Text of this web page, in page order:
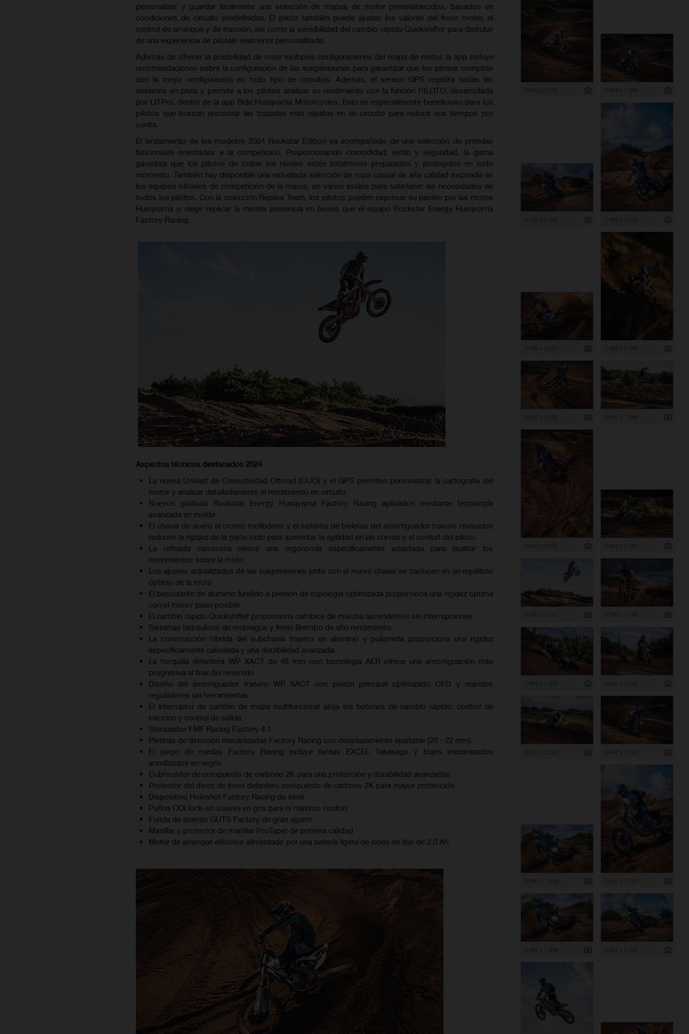
personalizar y guardar fácilmente una selección de mapas de motor preestablecidos, basados en
condiciones de circuito predefinidas. El piloto también puede ajustar los valores del freno motor, el
control de arranque y de tracción, así como la sensibilidad del cambio rápido Quickshifter para disfrutar
de una experiencia de pilotaje realmente personalizada.
Además de ofrecer la posibilidad de crear múltiples configuraciones del mapa de motor, la app incluye
recomendaciones sobre la configuración de las suspensiones para garantizar que los pilotos compitan
con la mejor configuración en todo tipo de circuitos. Además, el sensor GPS registra todas las
sesiones en pista y permite a los pilotos analizar su rendimiento con la función PILOTO, desarrollada
por LITPro, dentro de la app Ride Husqvarna Motorcycles. Esto es especialmente beneficioso para los
pilotos que buscan encontrar las trazadas más rápidas en un circuito para reducir sus tiempos por
vuelta.
El lanzamiento de los modelos 2024 Rockstar Edition va acompañado de una selección de prendas
funcionales orientadas a la competición. Proporcionando comodidad, estilo y seguridad, la gama
garantiza que los pilotos de todos los niveles estén totalmente preparados y protegidos en todo
momento. También hay disponible una estudiada selección de ropa casual de alta calidad inspirada en
los equipos oficiales de competición de la marca, en varios estilos para satisfacer las necesidades de
todos los pilotos. Con la colección Replica Team, los pilotos pueden expresar su pasión por las motos
Husqvarna o elegir replicar la misma presencia en boxes que el equipo Rockstar Energy Husqvarna
Factory Racing.
Aspectos técnicos destacados 2024
La nueva Unidad de Conectividad Offroad (CUO) y el GPS permiten personalizar la cartografía del
motor y analizar detalladamente el rendimiento en circuito
Nuevos gráficos Rockstar Energy Husqvarna Factory Racing aplicados mediante tecnología
avanzada en molde
El chasis de acero al cromo molibdeno y el sistema de bieletas del amortiguador trasero revisados
reducen la rigidez de la parte ciclo para aumentar la agilidad en las curvas y el confort del piloto.
La refinada carrocería ofrece una ergonomía específicamente adaptada para facilitar los
movimientos sobre la moto
Los ajustes actualizados de las suspensiones junto con el nuevo chasis se traducen en un equilibrio
óptimo de la moto
El basculante de aluminio fundido a presión de topología optimizada proporciona una rigidez óptima
con el menor peso posible
El cambio rápido Quickshifter proporciona cambios de marcha ascendentes sin interrupciones
Sistemas hidráulicos de embrague y freno Brembo de alto rendimiento
La construcción híbrida del subchasis trasero en aluminio y poliamida proporciona una rigidez
específicamente calculada y una durabilidad avanzada
La horquilla delantera WP XACT de 48 mm con tecnología AER ofrece una amortiguación más
progresiva al final del recorrido
Diseño del amortiguador trasero WP XACT con pistón principal optimizado CFD y mandos
reguladores sin herramientas
El interruptor de cambio de mapa multifuncional aloja los botones de cambio rápido, control de
tracción y control de salida
Silenciador FMF Racing Factory 4.1
Pletinas de dirección mecanizadas Factory Racing con desplazamiento ajustable [20 - 22 mm].
El juego de ruedas Factory Racing incluye llantas EXCEL Takasago y bujes mecanizados
anodizados en negro
Cubrecárter de compuesto de carbono 2K para una protección y durabilidad avanzadas
Protector del disco de freno delantero compuesto de carbono 2K para mayor protección
Dispositivo Holeshot Factory Racing de serie
Puños ODI lock-on suaves en gris para el máximo confort
Funda de asiento GUTS Factory de gran agarre
Manillar y protector de manillar ProTaper de primera calidad
Motor de arranque eléctrico alimentado por una batería ligera de iones de litio de 2,0 Ah